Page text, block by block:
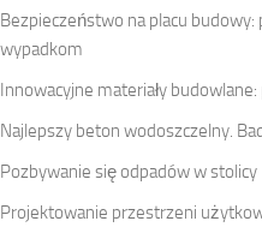
Bezpieczeństwo na placu
wypadkom
Innowacyjne materiały
Najlepszy beton wodoszczelny.
Pozbywanie się odpadów w stolicy
Projektowanie przestrzeni